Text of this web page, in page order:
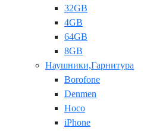
32GB
4GB
64GB
8GB
Наушники,Гарнитура
Borofone
Denmen
Hoco
iPhone